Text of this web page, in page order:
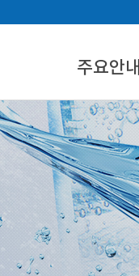
주요안내
설치활용지역
물생성지수표
산업재산권